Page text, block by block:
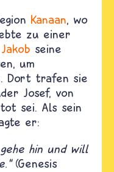
Kanaan, wo
zu einer
Jakob seine
um
Dort trafen sie
Josef, von
sei. Als sein
er:
hin und will
(Genesis